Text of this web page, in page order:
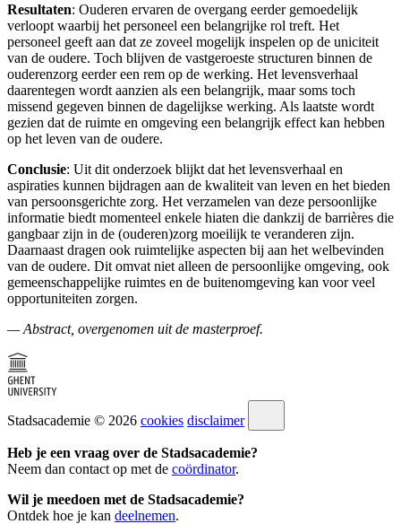
Resultaten: Ouderen ervaren de overgang eerder gemoedelijk
verloopt waarbij het personeel een belangrijke rol treft. Het
personeel geeft aan dat ze zoveel mogelijk inspelen op de uniciteit
van de oudere. Toch blijven de vastgeroeste structuren binnen de
ouderenzorg eerder een rem op de werking. Het levensverhaal
daarentegen wordt aanzien als een belangrijk, maar soms toch
missend gegeven binnen de dagelijkse werking. Als laatste wordt
gezien dat de ruimte en omgeving een belangrijk effect kan hebben
op het leven van de oudere.
Conclusie: Uit dit onderzoek blijkt dat het levensverhaal en
aspiraties kunnen bijdragen aan de kwaliteit van leven en het bieden
van persoonsgerichte zorg. Het verzamelen van deze persoonlijke
informatie biedt momenteel enkele hiaten die dankzij de barrières die
gangbaar zijn in de (ouderen)zorg moeilijk te veranderen zijn.
Daarnaast dragen ook ruimtelijke aspecten bij aan het welbevinden
van de oudere. Dit omvat niet alleen de persoonlijke omgeving, ook
gemeenschappelijke ruimtes en de buitenomgeving kan voor veel
opportuniteiten zorgen.
— Abstract, overgenomen uit de masterproef.
Stadsacademie © 2026 cookies disclaimer
Heb je een vraag over de Stadsacademie?
Neem dan contact op met de coördinator.
Wil je meedoen met de Stadsacademie?
Ontdek hoe je kan deelnemen.